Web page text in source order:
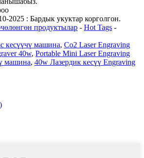
2025 : Бардык укуктар корголгон.
продуктылар - Hot Tags -
кесүүчү машина, Co2 Laser Engraving
40w, Portable Mini Laser Engraving
машина, 40w Лазердик кесүү Engraving